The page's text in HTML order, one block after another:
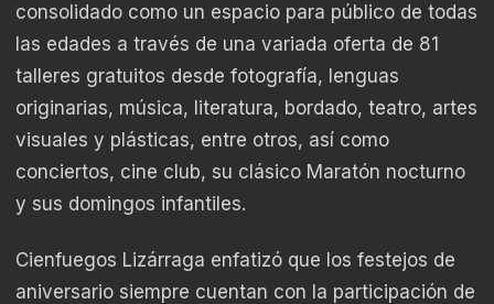
consolidado como un espacio para público de todas
las edades a través de una variada oferta de 81
talleres gratuitos desde fotografía, lenguas
originarias, música, literatura, bordado, teatro, artes
visuales y plásticas, entre otros, así como
conciertos, cine club, su clásico Maratón nocturno
y sus domingos infantiles.
Cienfuegos Lizárraga enfatizó que los festejos de
aniversario siempre cuentan con la participación de